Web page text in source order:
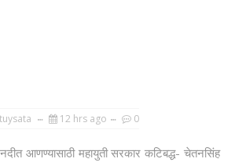
12 hrs ago 0
आणण्यासाठी महायुती सरकार कटिबद्ध- चेतनसिंह